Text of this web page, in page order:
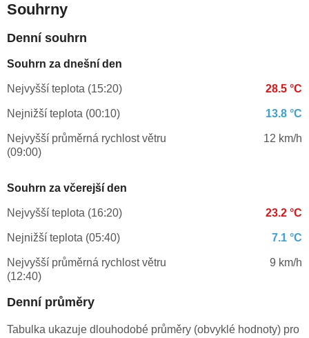
Souhrny
Denní souhrn
Souhrn za dnešní den
Nejvyšší teplota (15:20) 28.5 °C
Nejnižší teplota (00:10) 13.8 °C
Nejvyšší průměrná rychlost větru
(09:00)
12 km/h
Souhrn za včerejší den
Nejvyšší teplota (16:20) 23.2 °C
Nejnižší teplota (05:40) 7.1 °C
Nejvyšší průměrná rychlost větru
(12:40)
9 km/h
Denní průměry
Tabulka ukazuje dlouhodobé průměry (obvyklé hodnoty) pro